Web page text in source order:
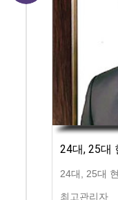
24대, 25대
24대, 25대
최고관리자